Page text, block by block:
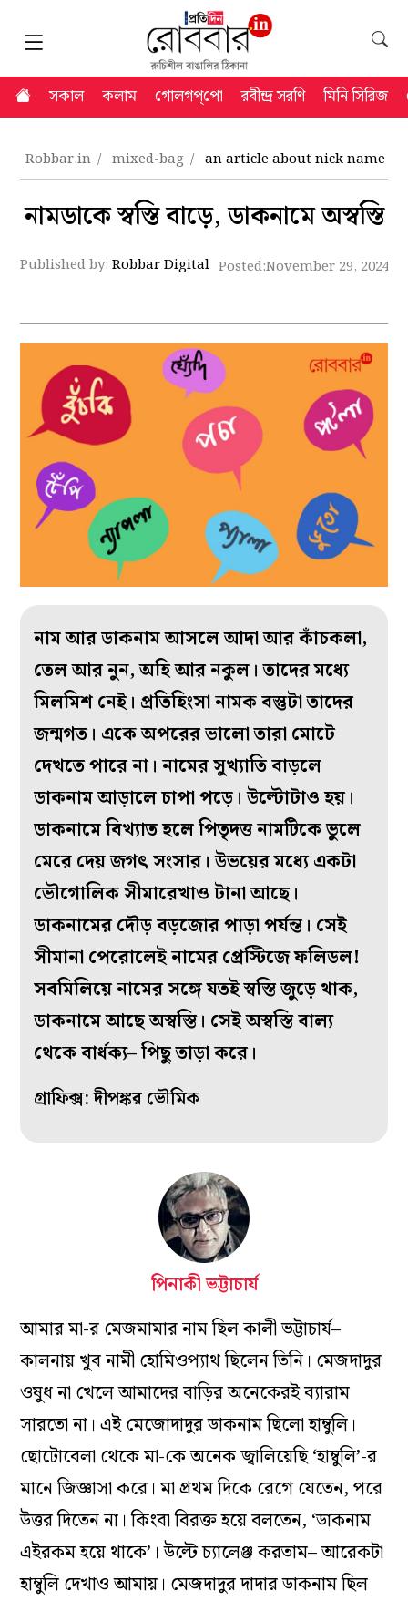
সকাল কলাম গোলগপ্‌পো রবীন্দ্র সরণি মিনি সিরিজ
Robbar.in mixed-bag an article about nick name
নামডাকে স্বস্তি বাড়ে, ডাকনামে অস্বস্তি
Published by:Robbar Digital Posted:November 29, 2024
নাম আর ডাকনাম আসলে আদা আর কাঁচকলা,
তেল আর নুন, অহি আর নকুল। তাদের মধ্যে
মিলমিশ নেই। প্রতিহিংসা নামক বস্তুটা তাদের
জন্মগত। একে অপরের ভালো তারা মোটে
দেখতে পারে না। নামের সুখ্যাতি বাড়লে
ডাকনাম আড়ালে চাপা পড়ে। উল্টোটাও হয়।
ডাকনামে বিখ্যাত হলে পিতৃদত্ত নামটিকে ভুলে
মেরে দেয় জগৎ সংসার। উভয়ের মধ্যে একটা
ভৌগোলিক সীমারেখাও টানা আছে।
ডাকনামের দৌড় বড়জোর পাড়া পর্যন্ত। সেই
সীমানা পেরোলেই নামের প্রেস্টিজে ফলিডল!
সবমিলিয়ে নামের সঙ্গে যতই স্বস্তি জুড়ে থাক,
ডাকনামে আছে অস্বস্তি। সেই অস্বস্তি বাল্য
থেকে বার্ধক্য– পিছু তাড়া করে।
গ্রাফিক্স: দীপঙ্কর ভৌমিক
পিনাকী ভট্টাচার্য
আমার মা-র মেজমামার নাম ছিল কালী ভট্টাচার্য–
কালনায় খুব নামী হোমিওপ্যাথ ছিলেন তিনি। মেজদাদুর
ওষুধ না খেলে আমাদের বাড়ির অনেকেরই ব্যারাম
সারতো না। এই মেজোদাদুর ডাকনাম ছিলো হাম্বুলি।
ছোটোবেলা থেকে মা-কে অনেক জ্বালিয়েছি ‘হাম্বুলি’-র
মানে জিজ্ঞাসা করে। মা প্রথম দিকে রেগে যেতেন, পরে
উত্তর দিতেন না। কিংবা বিরক্ত হয়ে বলতেন, ‘ডাকনাম
এইরকম হয়ে থাকে’। উল্টে চ্যালেঞ্জ করতাম– আরেকটা
হাম্বুলি দেখাও আমায়। মেজদাদুর দাদার ডাকনাম ছিল